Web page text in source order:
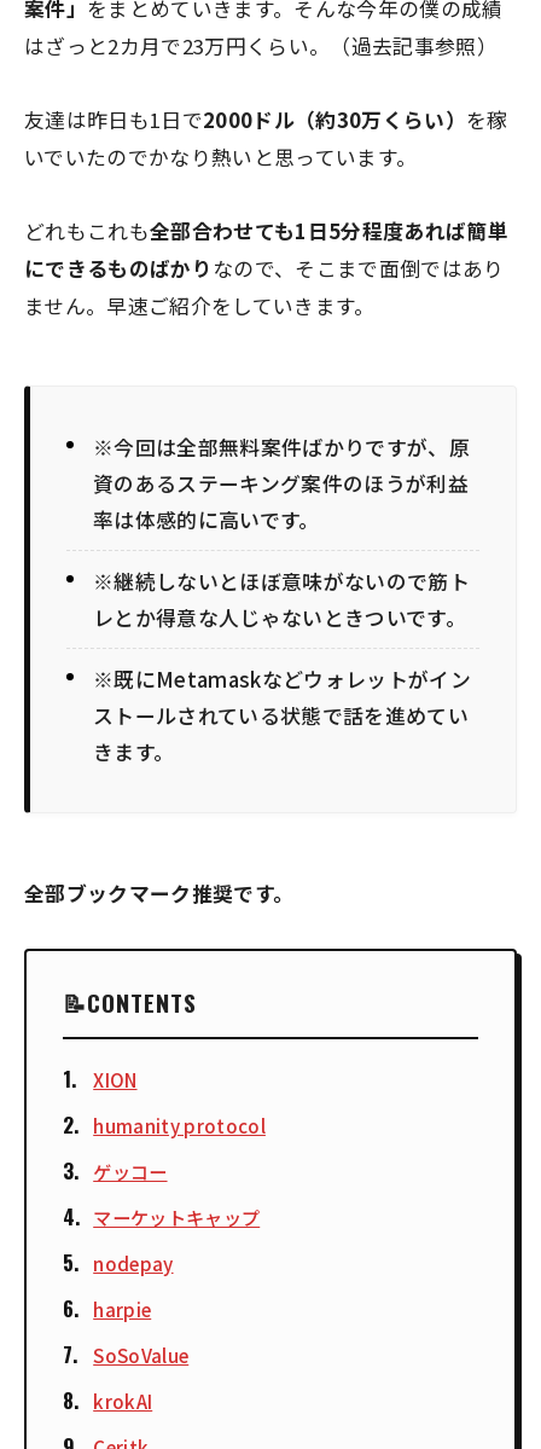
案件」 をまとめていきます。そんな今年の僕の成績
はざっと2カ月で23万円くらい。（過去記事参照）
友達は昨日も1日で2000ドル（約30万くらい） を稼
いでいたのでかなり熱いと思っています。
どれもこれも全部合わせても1日5分程度あれば簡単
にできるものばかり なので、そこまで面倒ではあり
ません。早速ご紹介をしていきます。
※今回は全部無料案件ばかりですが、原
資のあるステーキング案件のほうが利益
率は体感的に高いです。
※継続しないとほぼ意味がないので筋ト
レとか得意な人じゃないときついです。
※既にMetamaskなどウォレットがイン
ストールされている状態で話を進めてい
きます。
全部ブックマーク推奨です。
CONTENTS
XION
humanity protocol
ゲッコー
マーケットキャップ
nodepay
harpie
SoSoValue
krokAI